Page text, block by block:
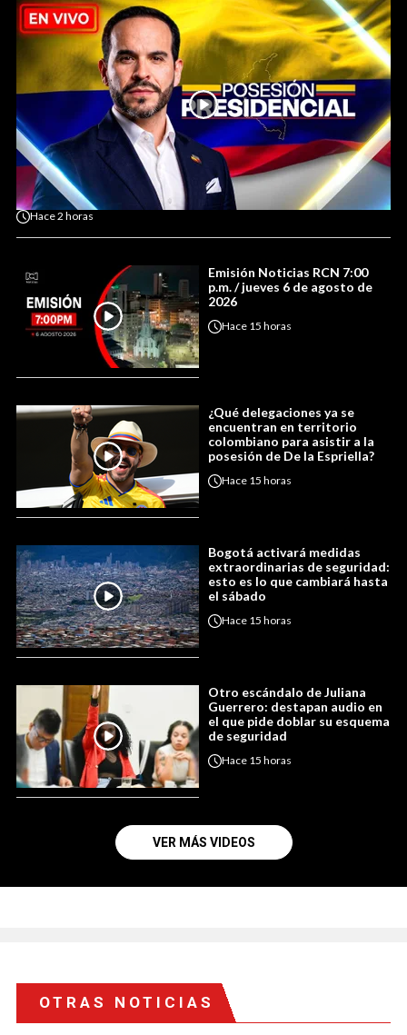
Hace2 horas
Emisión Noticias RCN 7:00
p.m. / jueves 6 de agosto de
2026
Hace 15 horas
¿Qué delegaciones ya se
encuentran en territorio
colombiano para asistir a la
posesión de De la Espriella?
Hace 15 horas
Bogotá activará medidas
extraordinarias de seguridad:
esto es lo que cambiará hasta
el sábado
Hace 15 horas
Otro escándalo de Juliana
Guerrero: destapan audio en
el que pide doblar su esquema
de seguridad
Hace 15 horas
VER MÁS VIDEOS
OTRAS NOTICIAS